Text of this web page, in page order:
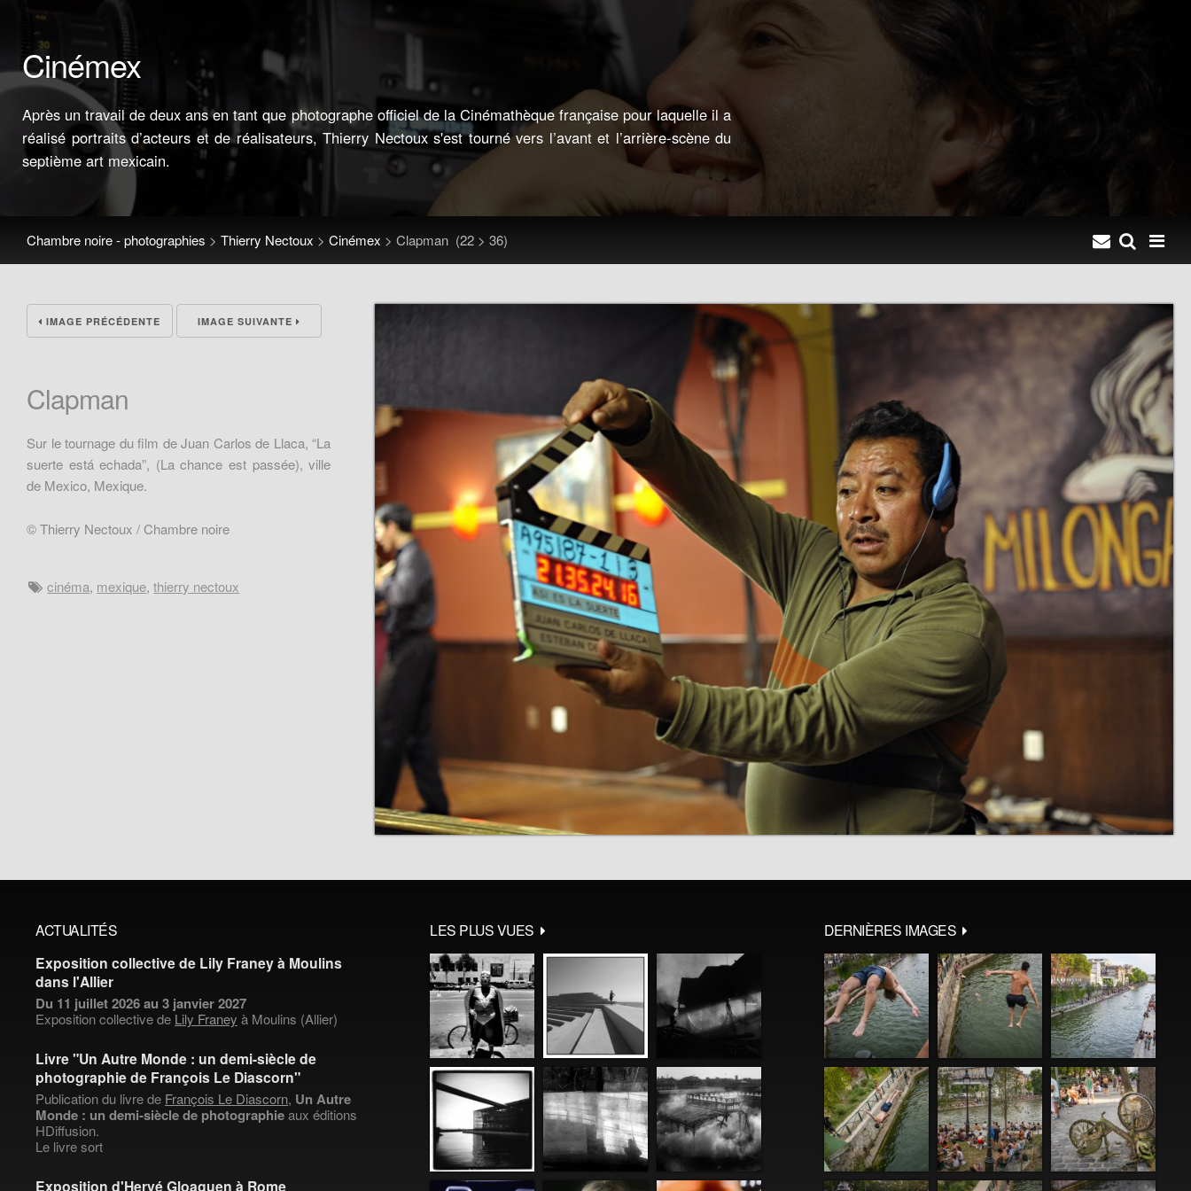
Cinémex
Après un travail de deux ans en tant que photographe officiel de la Cinémathèque française pour laquelle il a
réalisé portraits d’acteurs et de réalisateurs, Thierry Nectoux s'est tourné vers l’avant et l’arrière-scène du
septième art mexicain.
Chambre noire - photographies > Thierry Nectoux > Cinémex > Clapman (22 > 36)
IMAGE PRÉCÉDENTE IMAGE SUIVANTE
Clapman
Sur le tournage du film de Juan Carlos de Llaca, “La
suerte está echada”, (La chance est passée), ville
de Mexico, Mexique.
© Thierry Nectoux / Chambre noire
cinéma, mexique,thierry nectoux
ACTUALITÉS
Exposition collective de Lily Franey à Moulins
dans l'Allier
Du 11 juillet 2026 au 3 janvier 2027
Exposition collective de Lily Franey à Moulins (Allier)
Livre "Un Autre Monde : un demi-siècle de
photographie de François Le Diascorn"
Publication du livre de François Le Diascorn, Un Autre
Monde : un demi-siècle de photographieaux éditions
HDiffusion.
Le livre sort
Exposition d'Hervé Gloaguen à Rome
LES PLUS VUES DERNIÈRES IMAGES